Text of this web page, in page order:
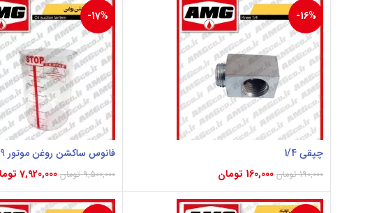
-16%
چپقی 1/4
190,000 تومان 160,000 تومان
افزودن به سبد خرید
-17%
فانوس ساکشن روغن موتور 9 لیتری درجه 1
9,500,000 تومان 7,920,000
افزودن به سبد خرید